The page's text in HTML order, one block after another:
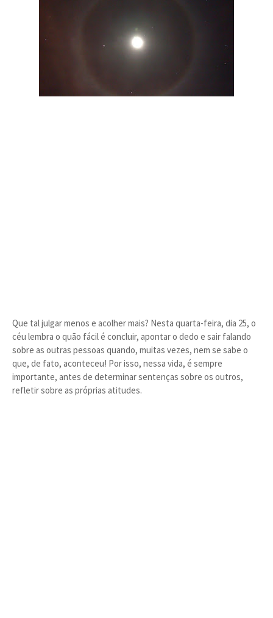
Que tal julgar menos e acolher mais? Nesta quarta-feira, dia 25, o
céu lembra o quão fácil é concluir, apontar o dedo e sair falando
sobre as outras pessoas quando, muitas vezes, nem se sabe o
que, de fato, aconteceu! Por isso, nessa vida, é sempre
importante, antes de determinar sentenças sobre os outros,
refletir sobre as próprias atitudes.